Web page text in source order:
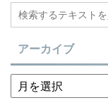
アーカイブ